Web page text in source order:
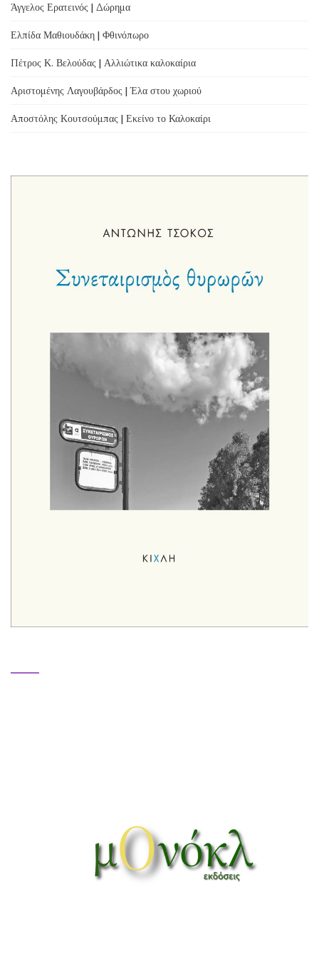
Άγγελος Ερατεινός | Δώρημα
Ελπίδα Μαθιουδάκη | Φθινόπωρο
Πέτρος Κ. Βελούδας | Αλλιώτικα καλοκαίρια
Αριστομένης Λαγουβάρδος | Έλα στου χωριού
Αποστόλης Κουτσούμπας | Εκείνο το Καλοκαίρι